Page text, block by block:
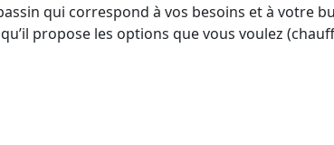
qui correspond à vos besoins et à votre
propose les options que vous voulez